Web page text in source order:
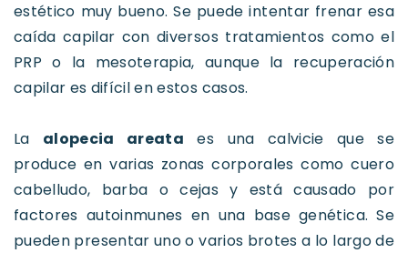
estético muy bueno. Se puede intentar frenar esa
caída capilar con diversos tratamientos como el
PRP o la mesoterapia, aunque la recuperación
capilar es difícil en estos casos.
La alopecia areata es una calvicie que se
produce en varias zonas corporales como cuero
cabelludo, barba o cejas y está causado por
factores autoinmunes en una base genética. Se
pueden presentar uno o varios brotes a lo largo de